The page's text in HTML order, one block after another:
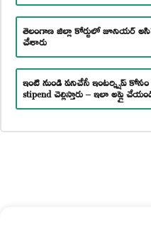
తెలంగాణ జిల్లా కోర్టులో జూనియర్
చేశారు
ఇంటి నుండి పనిచేసే ఇంటర్న్షిప్
stipend చెల్లిస్తారు – ఇలా అప్లై